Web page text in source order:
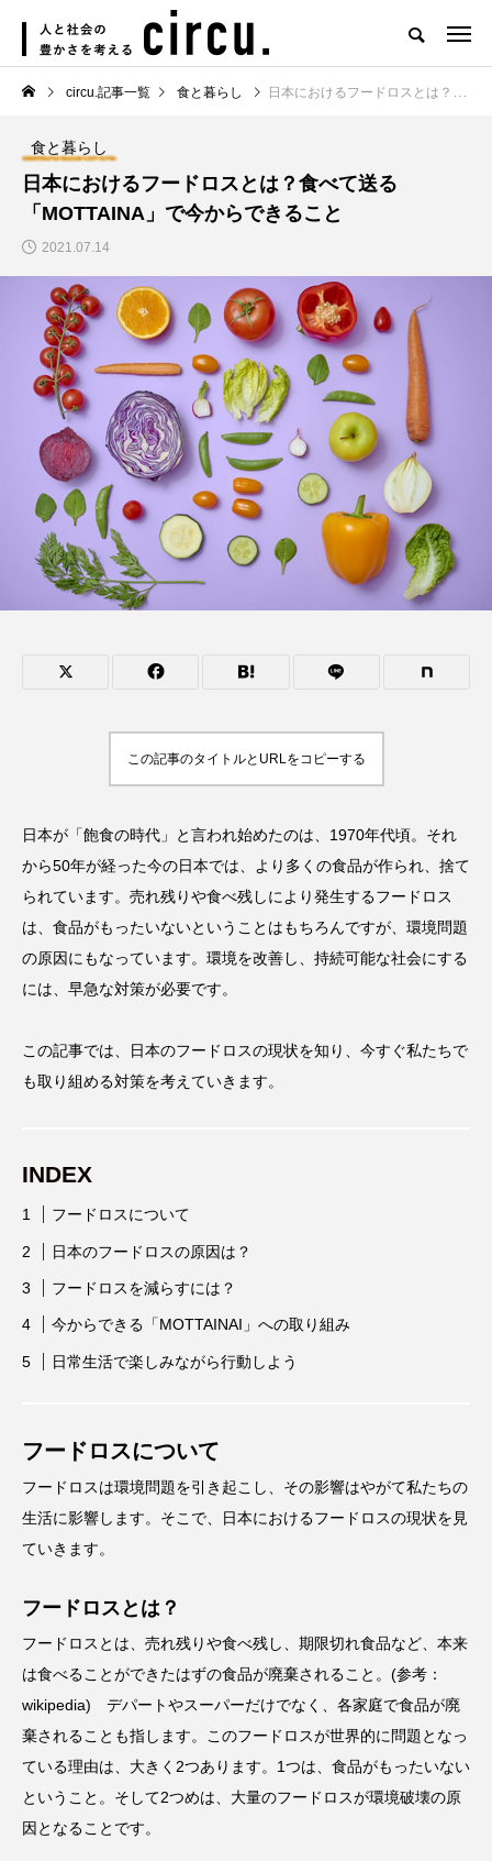
circu.記事一覧 食と暮らし 日本におけるフードロスとは？食べて送る「MOTTAINA」で今からできること
食と暮らし
日本におけるフードロスとは？食べて送る
「MOTTAINA」で今からできること
2021.07.14
この記事のタイトルとURLをコピーする
日本が「飽食の時代」と言われ始めたのは、1970年代頃。それ
から50年が経った今の日本では、より多くの食品が作られ、捨て
られています。売れ残りや食べ残しにより発生するフードロス
は、食品がもったいないということはもちろんですが、環境問題
の原因にもなっています。環境を改善し、持続可能な社会にする
には、早急な対策が必要です。
この記事では、日本のフードロスの現状を知り、今すぐ私たちで
も取り組める対策を考えていきます。
INDEX
フードロスについて
日本のフードロスの原因は？
フードロスを減らすには？
今からできる「MOTTAINAI」への取り組み
日常生活で楽しみながら行動しよう
フードロスについて
フードロスは環境問題を引き起こし、その影響はやがて私たちの
生活に影響します。そこで、日本におけるフードロスの現状を見
ていきます。
フードロスとは？
フードロスとは、売れ残りや食べ残し、期限切れ食品など、本来
は食べることができたはずの食品が廃棄されること。(参考：
wikipedia) デパートやスーパーだけでなく、各家庭で食品が廃
棄されることも指します。このフードロスが世界的に問題となっ
ている理由は、大きく2つあります。1つは、食品がもったいない
ということ。そして2つめは、大量のフードロスが環境破壊の原
因となることです。